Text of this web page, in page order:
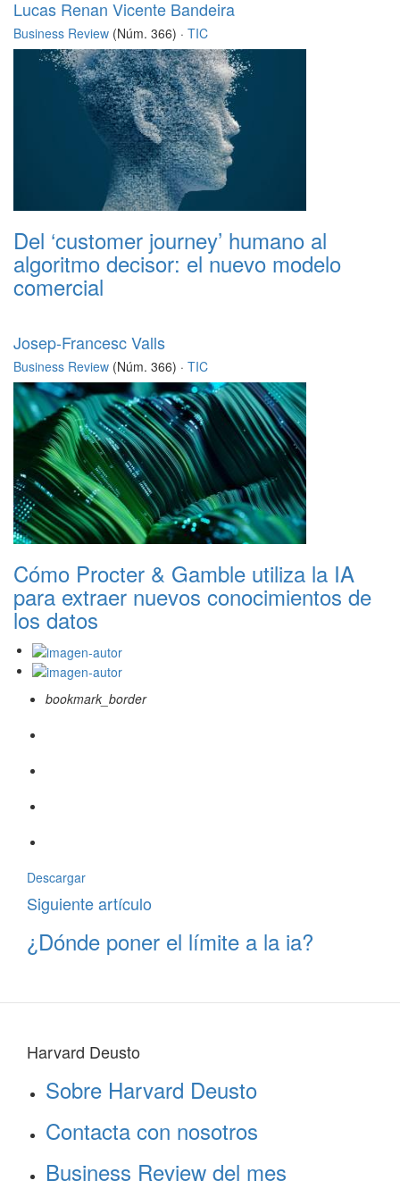
Lucas Renan Vicente Bandeira
Business Review (Núm. 366) · TIC
Del ‘customer journey’ humano al
algoritmo decisor: el nuevo modelo
comercial
Josep-Francesc Valls
Business Review (Núm. 366) · TIC
Cómo Procter & Gamble utiliza la IA
para extraer nuevos conocimientos de
los datos
bookmark_border
Descargar
Siguiente artículo
¿Dónde poner el límite a la ia?
Harvard Deusto
Sobre Harvard Deusto
Contacta con nosotros
Business Review del mes